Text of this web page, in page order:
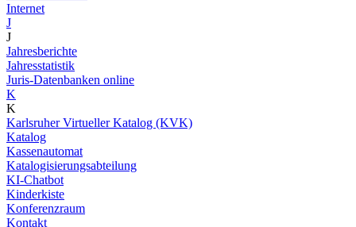
Internet
J
J
Jahresberichte
Jahresstatistik
Juris-Datenbanken online
K
K
Karlsruher Virtueller Katalog (KVK)
Katalog
Kassenautomat
Katalogisierungsabteilung
KI-Chatbot
Kinderkiste
Konferenzraum
Kontakt